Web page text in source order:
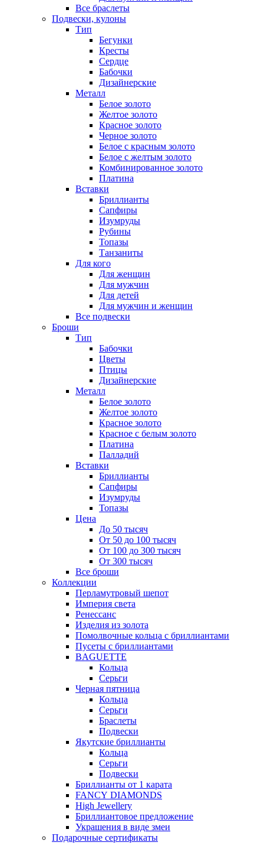
Все браслеты
Подвески, кулоны
Тип
Бегунки
Кресты
Сердце
Бабочки
Дизайнерские
Металл
Белое золото
Желтое золото
Красное золото
Черное золото
Белое с красным золото
Белое с желтым золото
Комбинированное золото
Платина
Вставки
Бриллианты
Сапфиры
Изумруды
Рубины
Топазы
Танзаниты
Для кого
Для женщин
Для мужчин
Для детей
Для мужчин и женщин
Все подвески
Броши
Тип
Бабочки
Цветы
Птицы
Дизайнерские
Металл
Белое золото
Желтое золото
Красное золото
Красное с белым золото
Платина
Палладий
Вставки
Бриллианты
Сапфиры
Изумруды
Топазы
Цена
До 50 тысяч
От 50 до 100 тысяч
От 100 до 300 тысяч
От 300 тысяч
Все броши
Коллекции
Перламутровый шепот
Империя света
Ренессанс
Изделия из золота
Помолвочные кольца с бриллиантами
Пусеты с бриллиантами
BAGUETTE
Кольца
Серьги
Черная пятница
Кольца
Серьги
Браслеты
Подвески
Якутские бриллианты
Кольца
Серьги
Подвески
Бриллианты от 1 карата
FANCY DIAMONDS
High Jewellery
Бриллиантовое предложение
Украшения в виде змеи
Подарочные сертификаты